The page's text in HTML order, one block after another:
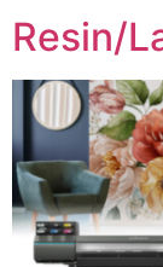
Resin/